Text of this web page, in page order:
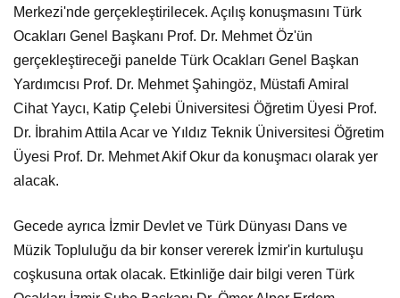
Merkezi'nde gerçekleştirilecek. Açılış konuşmasını Türk
Ocakları Genel Başkanı Prof. Dr. Mehmet Öz'ün
gerçekleştireceği panelde Türk Ocakları Genel Başkan
Yardımcısı Prof. Dr. Mehmet Şahingöz, Müstafi Amiral
Cihat Yaycı, Katip Çelebi Üniversitesi Öğretim Üyesi Prof.
Dr. İbrahim Attila Acar ve Yıldız Teknik Üniversitesi Öğretim
Üyesi Prof. Dr. Mehmet Akif Okur da konuşmacı olarak yer
alacak.
Gecede ayrıca İzmir Devlet ve Türk Dünyası Dans ve
Müzik Topluluğu da bir konser vererek İzmir'in kurtuluşu
coşkusuna ortak olacak. Etkinliğe dair bilgi veren Türk